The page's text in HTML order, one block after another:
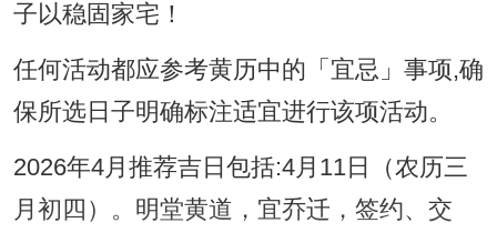
子以稳固家宅！
任何活动都应参考黄历中的「宜忌」事项,确
保所选日子明确标注适宜进行该项活动。
2026年4月推荐吉日包括:4月11日（农历三
月初四）。明堂黄道，宜乔迁，签约、交